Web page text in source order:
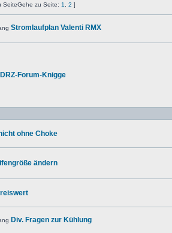
Gehe zu Seite: 1 2 ]
Stromlaufplan Valenti RMX
Forum-Knigge
ohne Choke
ändern
Div. Fragen zur Kühlung